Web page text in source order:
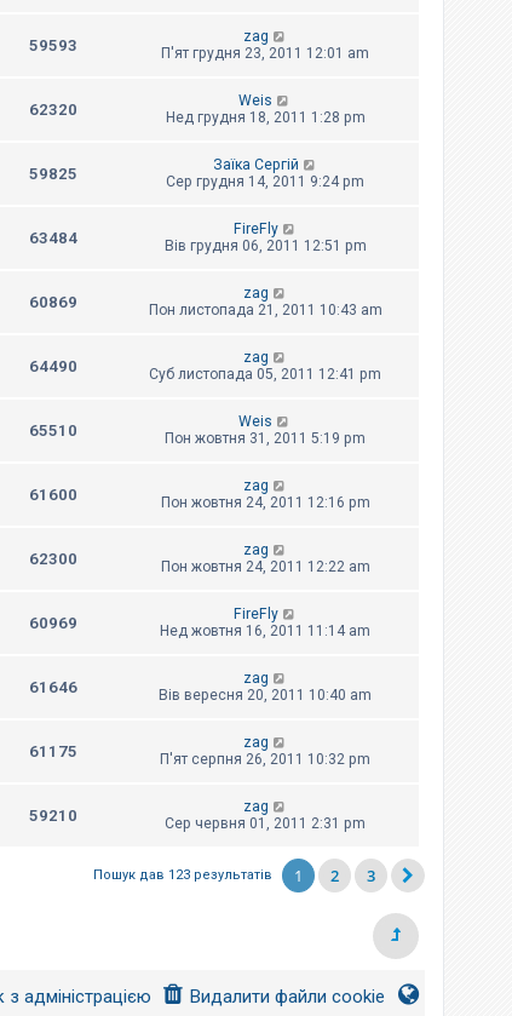
59593
zag
П'ят грудня 23, 2011 12:01 am
62320
Weis
Нед грудня 18, 2011 1:28 pm
59825
Заїка Сергій
Сер грудня 14, 2011 9:24 pm
63484
FireFly
Вів грудня 06, 2011 12:51 pm
60869
zag
Пон листопада 21, 2011 10:43 am
64490
zag
Суб листопада 05, 2011 12:41 pm
65510
Weis
Пон жовтня 31, 2011 5:19 pm
61600
zag
Пон жовтня 24, 2011 12:16 pm
62300
zag
Пон жовтня 24, 2011 12:22 am
60969
FireFly
Нед жовтня 16, 2011 11:14 am
61646
zag
Вів вересня 20, 2011 10:40 am
61175
zag
П'ят серпня 26, 2011 10:32 pm
59210
zag
Сер червня 01, 2011 2:31 pm
Пошук дав 123 результатів 1 2 3
Видалити файли cookie
з адміністрацією